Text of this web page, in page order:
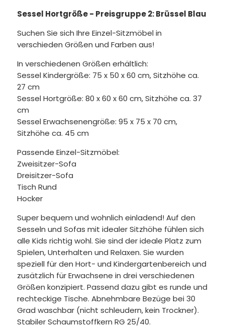
Sessel Hortgröße - Preisgruppe 2: Brüssel Blau
Suchen Sie sich Ihre Einzel-Sitzmöbel in
verschieden Größen und Farben aus!
In verschiedenen Größen erhältlich:
Sessel Kindergröße: 75 x 50 x 60 cm, Sitzhöhe ca.
27 cm
Sessel Hortgröße: 80 x 60 x 60 cm, Sitzhöhe ca. 37
cm
Sessel Erwachsenengröße: 95 x 75 x 70 cm,
Sitzhöhe ca. 45 cm
Passende Einzel-Sitzmöbel:
Zweisitzer-Sofa
Dreisitzer-Sofa
Tisch Rund
Hocker
Super bequem und wohnlich einladend! Auf den
Sesseln und Sofas mit idealer Sitzhöhe fühlen sich
alle Kids richtig wohl. Sie sind der ideale Platz zum
Spielen, Unterhalten und Relaxen. Sie wurden
speziell für den Hort- und Kindergartenbereich und
zusätzlich für Erwachsene in drei verschiedenen
Größen konzipiert. Passend dazu gibt es runde und
rechteckige Tische. Abnehmbare Bezüge bei 30
Grad waschbar (nicht schleudern, kein Trockner).
Stabiler Schaumstoffkern RG 25/40.